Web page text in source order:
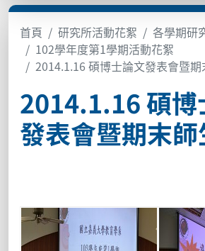
首頁 研究所活動花絮
各學期研
102學年度第1學期活動花絮
2014.1.16 碩博士論文發表會暨
2014.1.16 碩博
發表會暨期末